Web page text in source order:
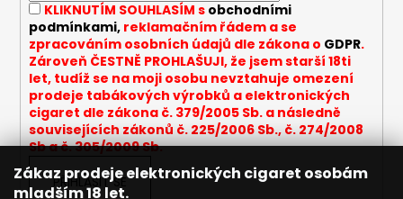
Zákaz prodeje elektronických cigaret osobám
mladším 18 let.
KLIKNUTÍM SOUHLASÍM s obchodními
podmínkami,reklamačním řádem a se
zpracováním osobních údajů dle zákona o GDPR.
Zároveň ČESTNĚ PROHLAŠUJI, že jsem starší 18ti
let, tudíž se na moji osobu nevztahuje omezení
prodeje tabákových výrobků a elektronických
cigaret dle zákona č. 379/2005 Sb. a následně
souvisejících zákonů č. 225/2006 Sb., č. 274/2008
Sb a č. 305/2009 Sb.
PŘIHLÁSIT SE